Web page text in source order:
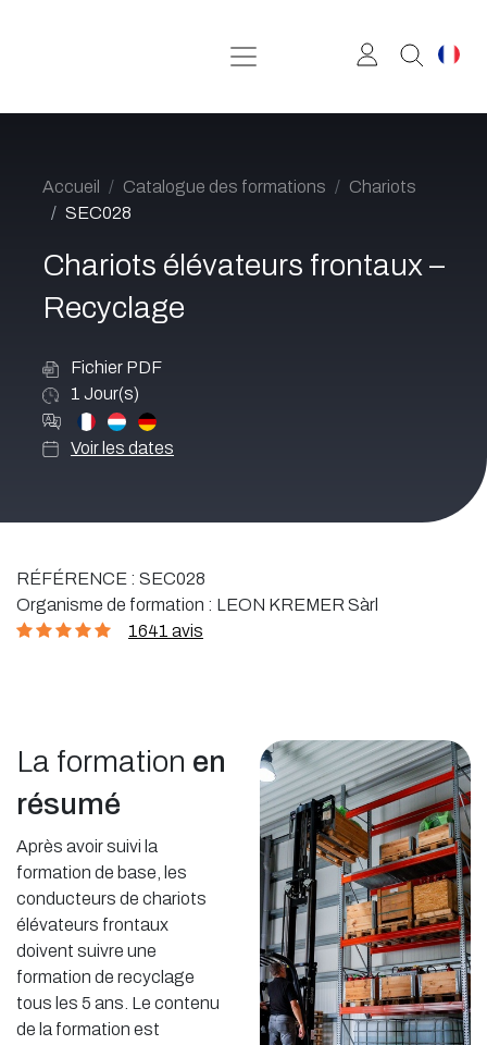
Accueil Catalogue des formations
Chariots
SEC028
Chariots élévateurs frontaux –
Recyclage
Fichier PDF
1 Jour(s)
Voir les dates
RÉFÉRENCE : SEC028
Organisme de formation : LEON KREMER Sàrl
1641 avis
La formation en
résumé
Après avoir suivi la
formation de base, les
conducteurs de chariots
élévateurs frontaux
doivent suivre une
formation de recyclage
tous les 5 ans. Le contenu
de la formation est